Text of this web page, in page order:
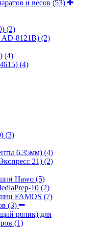
и весов (53)
(2)
AD-8121B) (2)
(4)
(4)
(3)
6,35мм) (4)
21) (2)
Hawo (5)
10 (2)
FAMOS (7)
(3)
ролик) для
(1)